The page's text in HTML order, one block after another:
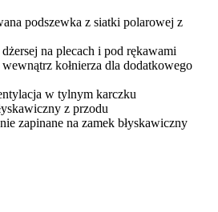
podszewka z siatki polarowej z
na plecach i pod rękawami
kołnierza dla dodatkowego
w tylnym karczku
z przodu
zapinane na zamek błyskawiczny